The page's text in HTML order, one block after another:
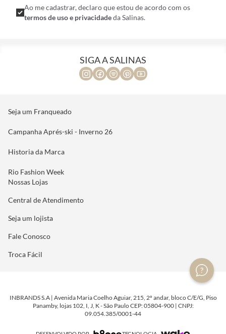
Ao me cadastrar, declaro que estou de acordo com os
termos de uso e privacidadeda Salinas.
SIGA A SALINAS
Seja um Franqueado
Campanha Aprés-ski - Inverno 26
Historia da Marca
Rio Fashion Week
Nossas Lojas
Central de Atendimento
Seja um lojista
Fale Conosco
Troca Fácil
INBRANDS S.A | Avenida Maria Coelho Aguiar, 215, 2º andar, bloco C/E/G, Piso
Panamby, lojas 102, I, J, K - São Paulo CEP: 05804-900 | CNPJ:
09.054.385/0001-44